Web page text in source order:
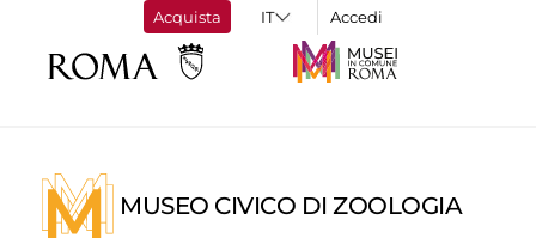
Acquista Accedi
MUSEO CIVICO DI ZOOLOGIA